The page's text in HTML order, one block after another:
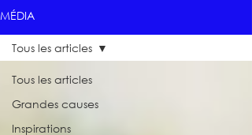
MÉDIA
Tous les articles
Grandes causes
Inspirations
Tous les articles